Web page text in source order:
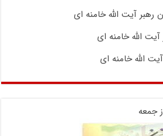
رهبر آیت الله خامنه ای
الله خامنه ای
الله خامنه ای
جمعه